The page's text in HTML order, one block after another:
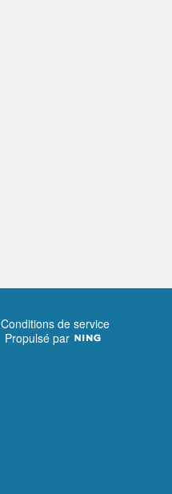
Conditions de service
Propulsé par